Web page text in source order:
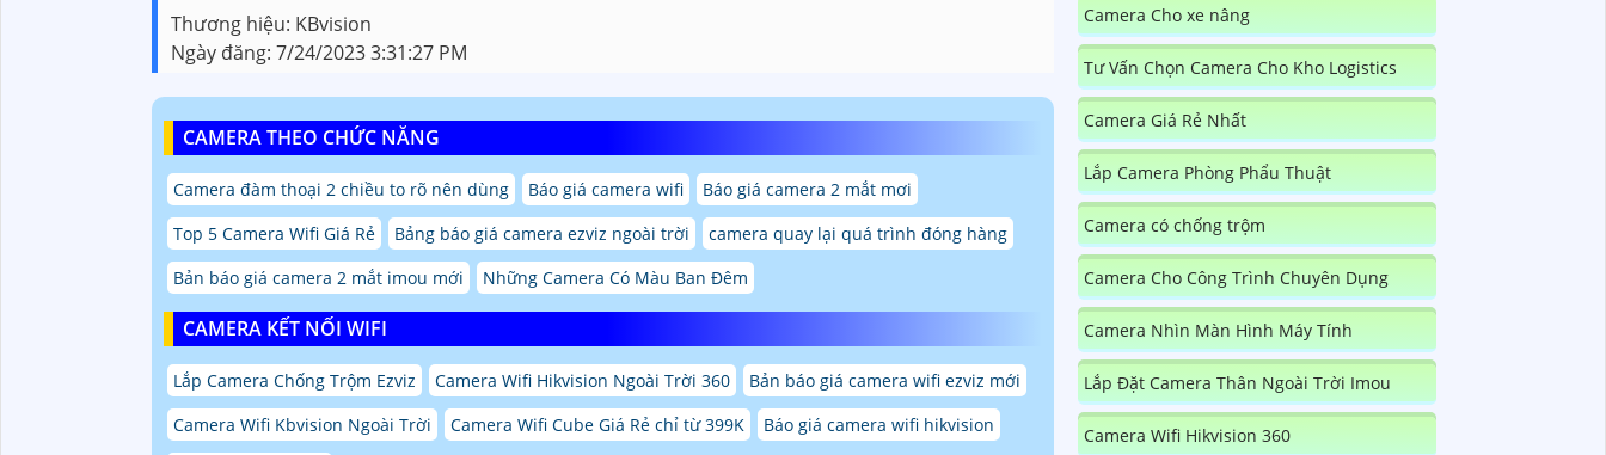
Thương hiệu: KBvision
Ngày đăng: 7/24/2023 3:31:27 PM
CAMERA THEO CHỨC NĂNG
Camera đàm thoại 2 chiều to rõ nên dùng Báo giá camera wifi
Báo giá camera 2 mắt mơi
Top 5 Camera Wifi Giá Rẻ
Bảng báo giá camera ezviz ngoài trời
camera quay lại quá trình đóng hàng
Bản báo giá camera 2 mắt imou mới
Những Camera Có Màu Ban Đêm
CAMERA KẾT NỐI WIFI
Lắp Camera Chống Trộm Ezviz Camera Wifi Hikvision Ngoài Trời 360
Bản báo giá camera wifi ezviz mới
Camera Wifi Kbvision Ngoài Trời
Camera Wifi Cube Giá Rẻ chỉ từ 399K
Báo giá camera wifi hikvision
Camera Cho xe nâng
Tư Vấn Chọn Camera Cho Kho Logistics
Camera Giá Rẻ Nhất
Lắp Camera Phòng Phẩu Thuật
Camera có chống trộm
Camera Cho Công Trình Chuyên Dụng
Camera Nhìn Màn Hình Máy Tính
Lắp Đặt Camera Thân Ngoài Trời Imou
Camera Wifi Hikvision 360